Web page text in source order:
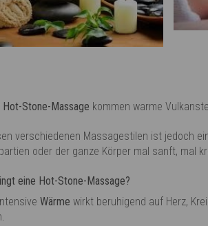
Hot-Stone-Massage kommen warme
verschiedenen Massagestilen ist jedoch
oder der ganze Körper mal sanft, mal
eine Hot-Stone-Massage?
Wärme wirkt beruhigend auf Herz,